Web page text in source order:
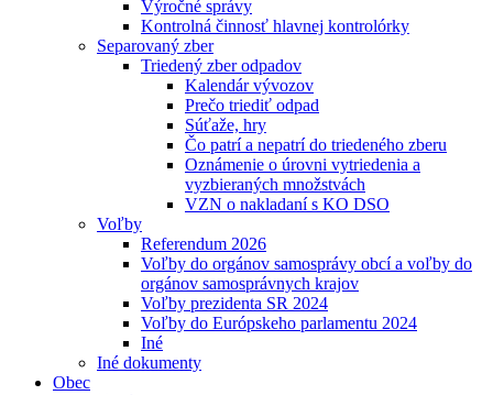
Výročné správy
Kontrolná činnosť hlavnej kontrolórky
Separovaný zber
Triedený zber odpadov
Kalendár vývozov
Prečo triediť odpad
Súťaže, hry
Čo patrí a nepatrí do triedeného zberu
Oznámenie o úrovni vytriedenia a
vyzbieraných množstvách
VZN o nakladaní s KO DSO
Voľby
Referendum 2026
Voľby do orgánov samosprávy obcí a voľby do
orgánov samosprávnych krajov
Voľby prezidenta SR 2024
Voľby do Európskeho parlamentu 2024
Iné
Iné dokumenty
Obec